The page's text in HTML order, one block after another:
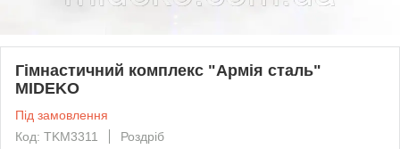
Гімнастичний комплекс "Армія сталь"
MIDEKO
Під замовлення
Код: TKM3311
Роздріб